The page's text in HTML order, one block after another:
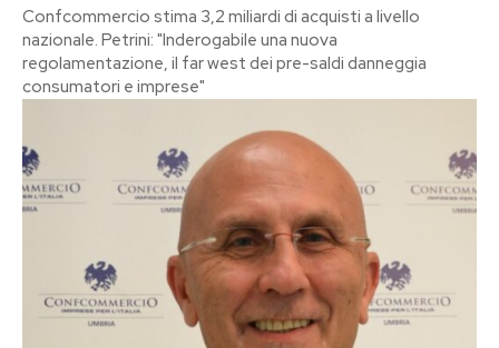
Confcommercio stima 3,2 miliardi di acquisti a livello
nazionale. Petrini: "Inderogabile una nuova
regolamentazione, il far west dei pre-saldi danneggia
consumatori e imprese"